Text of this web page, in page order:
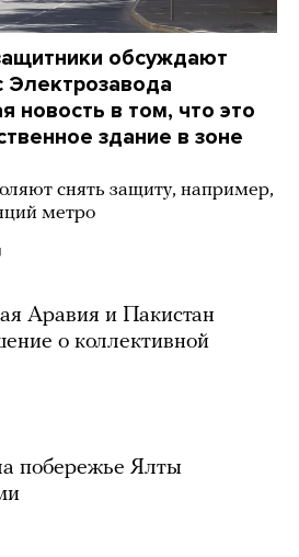
обсуждают
новость в том, что это
здание в зоне
снять защиту, например,
метро
Аравия и Пакистан
о коллективной
побережье Ялты